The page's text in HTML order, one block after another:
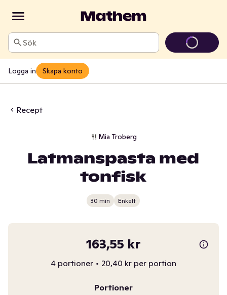
Sök
Logga in Skapa konto
Recept
Mia Troberg
Latmanspasta med
tonfisk
30 min Enkelt
163,55 kr
4 portioner • 20,40 kr per portion
Portioner